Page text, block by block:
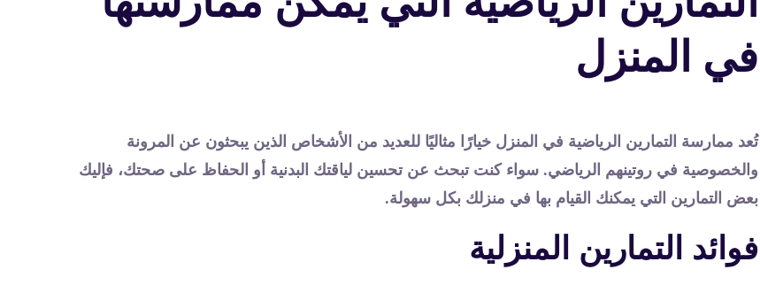
في المنزل
تُعد ممارسة التمارين الرياضية في المنزل خيارًا مثاليًا للعديد من الأشخاص الذين يبحثون عن المرونة
والخصوصية في روتينهم الرياضي. سواء كنت تبحث عن تحسين لياقتك البدنية أو الحفاظ على صحتك، فإليك
بعض التمارين التي يمكنك القيام بها في منزلك بكل سهولة.
فوائد التمارين المنزلية